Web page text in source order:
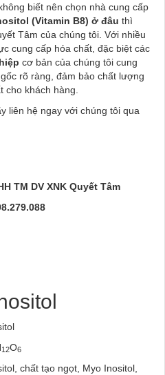
biết nên chọn nhà cung cấp
(Vitamin B8) ở đâu thì
Tâm của chúng tôi. Với nhiều
cung cấp hóa chất, đặc biệt các
cơ bản của chúng tôi cung
rõ ràng, đảm bảo chất lượng
cho khách hàng.
liên hệ ngay với chúng tôi qua
TM DV XNK Quyết Tâm
12O6
chất tạo ngọt, Myo Inositol,